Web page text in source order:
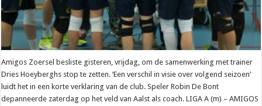
Amigos Zoersel besliste gisteren, vrijdag, om de samenwerking met trainer
Dries Hoeyberghs stop te zetten. ‘Een verschil in visie over volgend seizoen’
luidt het in een korte verklaring van de club. Speler Robin De Bont
depanneerde zaterdag op het veld van Aalst als coach. LIGA A (m) – AMIGOS